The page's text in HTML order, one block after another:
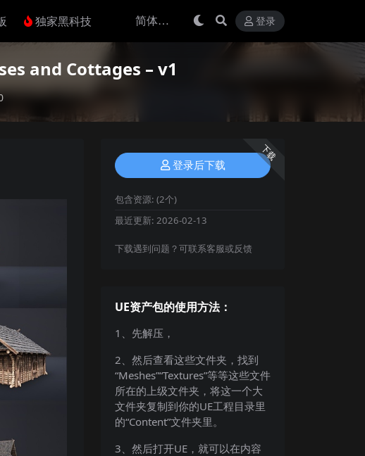
独家黑科技 登录
and Cottages – v1
下载
登录后下载
包含资源: (2个)
最近更新: 2026-02-13
下载遇到问题？可联系客服或反馈
UE资产包的使用方法：
1、先解压，
2、然后查看这些文件夹，找到
“Meshes”“Textures”等等这些文件
所在的上级文件夹，将这一个大
文件夹复制到你的UE工程目录里
的“Content”文件夹里。
3、然后打开UE，就可以在内容